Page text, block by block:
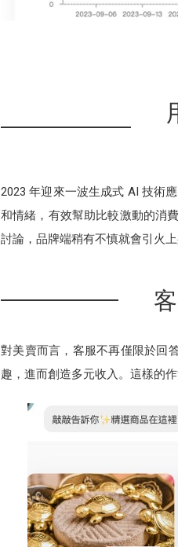
2023 年迎來一波生成式 AI 技術
和情緒，有效幫助比較激動的消
討論，品牌端稍有不慎就會引火
對美賣而言，客服不再僅限於回
趣，進而創造多元收入。這樣的